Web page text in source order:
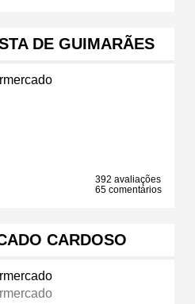
DE GUIMARÃES
392 avaliações
65 comentários
CARDOSO